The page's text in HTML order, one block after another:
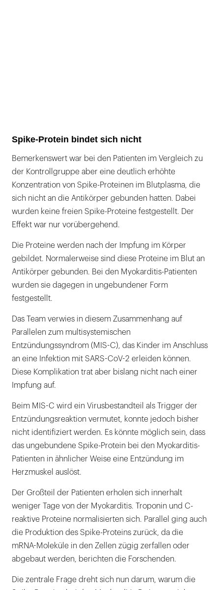
Spike-Protein bindet sich nicht
Bemerkenswert war bei den Patienten im Vergleich zu
der Kontrollgruppe aber eine deutlich erhöhte
Konzentration von Spike-Proteinen im Blutplasma, die
sich nicht an die Antikörper gebunden hatten. Dabei
wurden keine freien Spike-Proteine festgestellt. Der
Effekt war nur vorübergehend.
Die Proteine werden nach der Impfung im Körper
gebildet. Normalerweise sind diese Proteine im Blut an
Antikörper gebunden. Bei den Myokarditis-Patienten
wurden sie dagegen in ungebundener Form
festgestellt.
Das Team verwies in diesem Zusammenhang auf
Parallelen zum multisystemischen
Entzündungssyndrom (MIS-C), das Kinder im Anschluss
an eine Infektion mit SARS-CoV-2 erleiden können.
Diese Komplikation trat aber bislang nicht nach einer
Impfung auf.
Beim MIS-C wird ein Virusbestandteil als Trigger der
Entzündungsreaktion vermutet, konnte jedoch bisher
nicht identifiziert werden. Es könnte möglich sein, dass
das ungebundene Spike-Protein bei den Myokarditis-
Patienten in ähnlicher Weise eine Entzündung im
Herzmuskel auslöst.
Der Großteil der Patienten erholen sich innerhalt
weniger Tage von der Myokarditis. Troponin und C-
reaktive Proteine normalisierten sich. Parallel ging auch
die Produktion des Spike-Proteins zurück, da die
mRNA-Moleküle in den Zellen zügig zerfallen oder
abgebaut werden, berichten die Forschenden.
Die zentrale Frage dreht sich nun darum, warum die